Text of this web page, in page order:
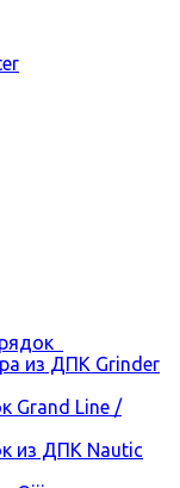
из ДПК Grinder
Grand Line /
из ДПК Nautic